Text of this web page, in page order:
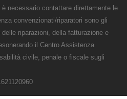
necessario contattare direttamente le
convenzionati/riparatori sono gli
riparazioni, della fatturazione e
il Centro Assistenza
civile, penale o fiscale sugli